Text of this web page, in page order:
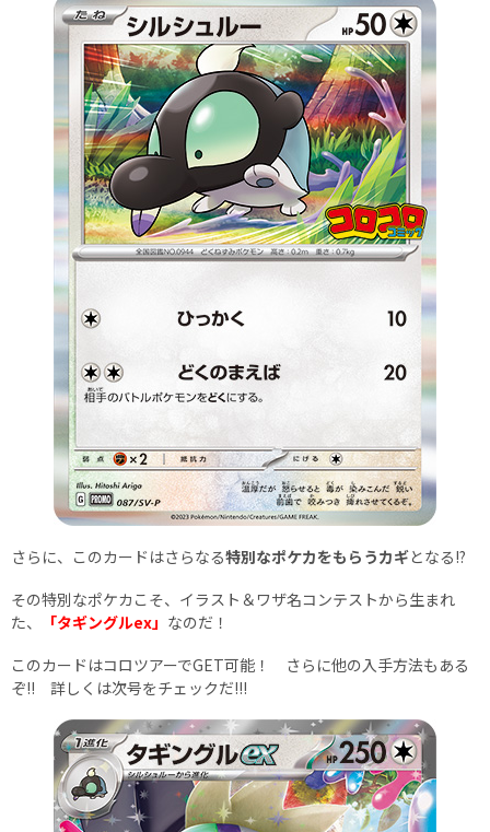
さらに、このカードはさらなる特別なポケカをもらうカギとなる!?
その特別なポケカこそ、イラスト＆ワザ名コンテストから生まれ
た、
「タギングルex」 なのだ！
このカードはコロツアーでGET可能！ さらに他の入手方法もある
ぞ!! 詳しくは次号をチェックだ!!!